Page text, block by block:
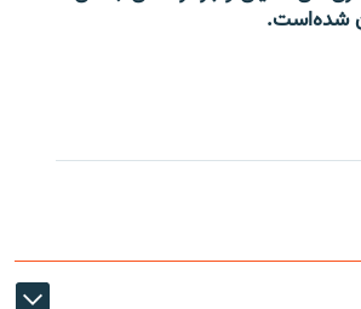
شده‌است.